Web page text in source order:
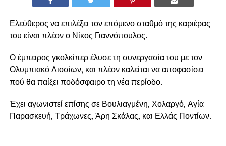
Ελεύθερος να επιλέξει τον επόμενο σταθμό της καριέρας
του είναι πλέον ο Νίκος Γιαννόπουλος.
Ο έμπειρος γκολκίπερ έλυσε τη συνεργασία του με τον
Ολυμπιακό Λιοσίων, και πλέον καλείται να αποφασίσει
πού θα παίξει ποδόσφαιρο τη νέα περίοδο.
Έχει αγωνιστεί επίσης σε Βουλιαγμένη, Χολαργό, Αγία
Παρασκευή, Τράχωνες, Άρη Σκάλας, και Ελλάς Ποντίων.